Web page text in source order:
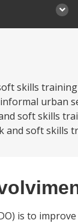
skills
urban
soft skills
soft skills
is to